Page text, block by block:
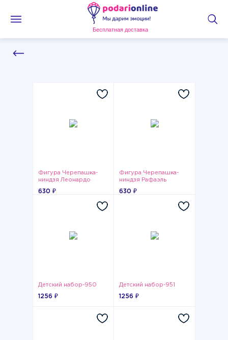
Бесплатная доставка
Фигура Черепашка-
ниндзя Леонардо
630 ₽
Фигура Черепашка-
ниндзя Рафаэль
630 ₽
Детский набор-950
1256 ₽
Детский набор-951
1256 ₽